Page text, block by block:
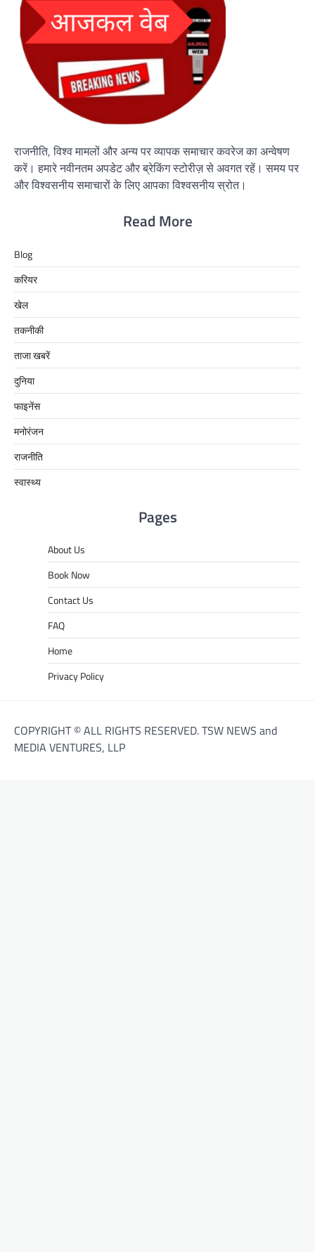
राजनीति, विश्व मामलों और अन्य पर व्यापक समाचार कवरेज का अन्वेषण
करें। हमारे नवीनतम अपडेट और ब्रेकिंग स्टोरीज़ से अवगत रहें। समय पर
और विश्वसनीय समाचारों के लिए आपका विश्वसनीय स्रोत।
Read More
Blog
करियर
खेल
तकनीकी
ताजा खबरें
दुनिया
फाइनेंस
मनोरंजन
राजनीति
स्वास्थ्य
Pages
About Us
Book Now
Contact Us
FAQ
Home
Privacy Policy
COPYRIGHT © ALL RIGHTS RESERVED. TSW NEWS and
MEDIA VENTURES, LLP